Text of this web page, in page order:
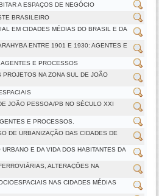
A ESPAÇOS DE NEGÓCIO
BRASILEIRO
EM CIDADES MÉDIAS DO BRASIL E DA
ENTRE 1901 E 1930: AGENTES E
E PROCESSOS
NA ZONA SUL DE JOÃO
JOÃO PESSOA/PB NO SÉCULO XXI
E PROCESSOS.
DE URBANIZAÇÃO DAS CIDADES DE
E DA VIDA DOS HABITANTES DA
ALTERAÇÕES NA
NAS CIDADES MÉDIAS